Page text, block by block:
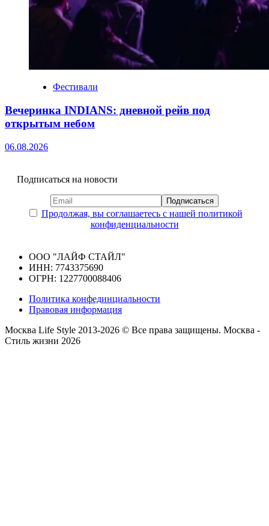
Фестивали
Вечеринка INDIANS: дневной рейв под
открытым небом
06.08.2026
Подписаться на новости
Продолжая, вы соглашаетесь с нашей политикой
конфиденциальности
ООО "ЛАЙФ СТАЙЛ"
ИНН: 7743375690
ОГРН: 1227700088406
Политика конфединциальности
Правовая информация
Москва Life Style 2013-2026 © Все права защищены. Москва -
Стиль жизни 2026